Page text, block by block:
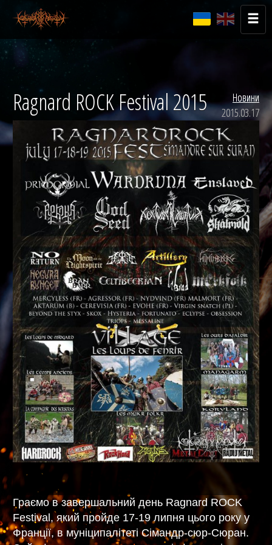
Новини
2015.03.17
Ragnard ROCK Festival 2015
Граємо в завершальний день Ragnard ROCK
Festival, який пройде 17-19 липня цього року у
Франції, в муніципалітеті Сімандр-сюр-Сюран.